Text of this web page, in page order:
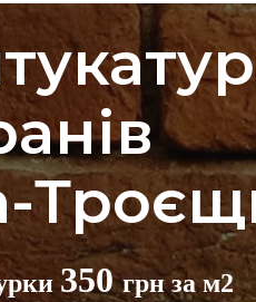
350грн за м2